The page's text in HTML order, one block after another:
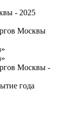
- 2025
Москвы
Москвы -
года